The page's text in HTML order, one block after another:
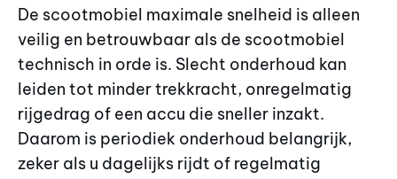
De scootmobiel maximale snelheid is alleen
veilig en betrouwbaar als de scootmobiel
technisch in orde is. Slecht onderhoud kan
leiden tot minder trekkracht, onregelmatig
rijgedrag of een accu die sneller inzakt.
Daarom is periodiek onderhoud belangrijk,
zeker als u dagelijks rijdt of regelmatig